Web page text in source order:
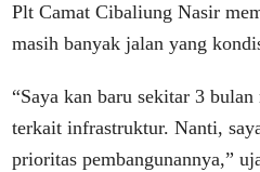
Plt Camat Cibaliung Nasir
masih banyak jalan yang
“Saya kan baru sekitar 3
terkait infrastruktur. Nanti,
prioritas pembangunannya,”